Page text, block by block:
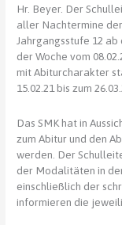
Hr. Beyer. Der
aller Nachtermine
Jahrgangsstufe 12
der Woche vom
mit Abiturcharakter
15.02.21 bis zum
Das SMK hat in
zum Abitur und den
werden. Der
der Modalitäten in
einschließlich der
informieren die